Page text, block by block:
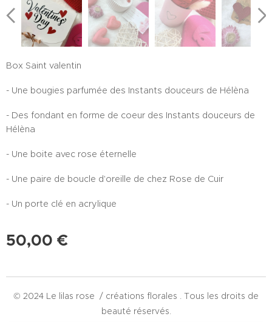
Box Saint valentin
- Une bougies parfumée des Instants douceurs de Hélèna
- Des fondant en forme de coeur des Instants douceurs de
Hélèna
- Une boite avec rose éternelle
- Une paire de boucle d'oreille de chez Rose de Cuir
- Un porte clé en acrylique
50,00 €
© 2024 Le lilas rose / créations florales . Tous les droits de
beauté réservés.